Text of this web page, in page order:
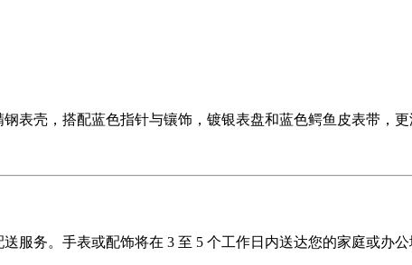
表壳，搭配蓝色指针与镶饰，镀银表盘和蓝色鳄鱼皮表带，更
服务。手表或配饰将在 3 至 5 个工作日内送达您的家庭或办